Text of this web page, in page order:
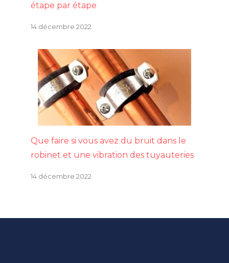
étape par étape
14 décembre 2022
Que faire si vous avez du bruit dans le
robinet et une vibration des tuyauteries
14 décembre 2022